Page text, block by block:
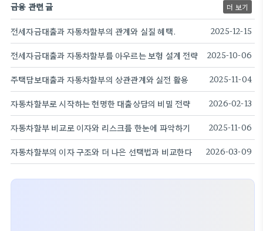
금융 관련 글 더 보기
전세자금대출과 자동차할부의 관계와 실질 혜택. 2025-12-15
전세자금대출과 자동차할부를 아우르는 보험 설계 전략 2025-10-06
주택담보대출과 자동차할부의 상관관계와 실전 활용 2025-11-04
자동차할부로 시작하는 현명한 대출상담의 비밀 전략 2026-02-13
자동차할부 비교로 이자와 리스크를 한눈에 파악하기 2025-11-06
자동차할부의 이자 구조와 더 나은 선택법과 비교한다 2026-03-09